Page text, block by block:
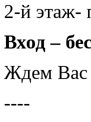
2-й этаж-
Вход –
Ждем Вас
----